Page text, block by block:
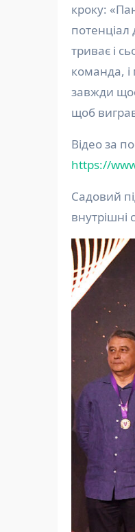
кроку:
потенціал
триває і
команда,
завжди
щоб
Відео за
https://
Садовий